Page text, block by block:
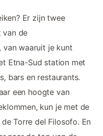
Er zijn twee
van de
, van waaruit je kunt
Etna-Sud station met
bars en restaurants.
een hoogte van
kun je met de
Torre del Filosofo. En